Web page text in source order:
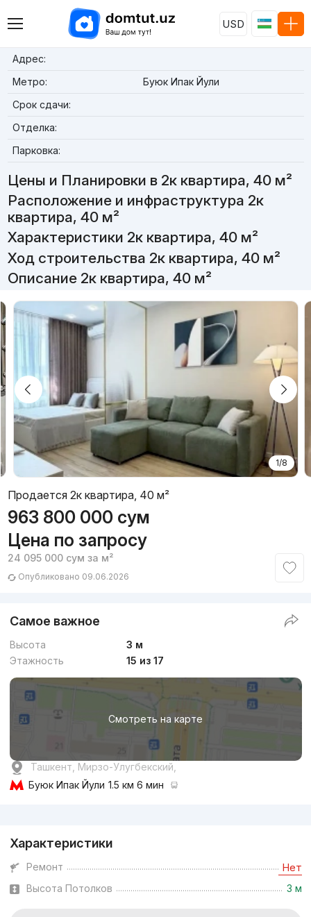
USD
Адрес:
Метро:
Буюк Ипак Йули
Срок сдачи:
Отделка:
Парковка:
Цены и Планировки в 2к квартира, 40 м²
Расположение и инфраструктура 2к
квартира, 40 м²
Характеристики 2к квартира, 40 м²
Ход строительства 2к квартира, 40 м²
Описание 2к квартира, 40 м²
1/8
Продается 2к квартира, 40 м²
963 800 000 сум
Цена по запросу
24 095 000 сум за м²
Опубликовано 09.06.2026
Самое важное
Высота
3 м
Этажность
15 из 17
Смотреть на карте
Ташкент, Мирзо-Улугбекский,
Буюк Ипак Йули 1.5 км 6 мин
Характеристики
Ремонт Нет
Высота Потолков 3 м